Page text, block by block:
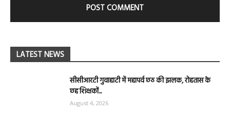
LATEST NEWS
सीसीआरटी गुवाहाटी में महापर्व छठ की झलक, रोहतास के
छह शिक्षकों...
August 4, 2026